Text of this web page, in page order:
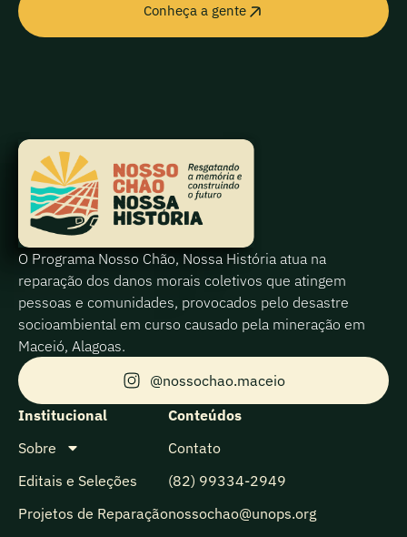
Conheça a gente
O Programa Nosso Chão, Nossa História atua na
reparação dos danos morais coletivos que atingem
pessoas e comunidades, provocados pelo desastre
socioambiental em curso causado pela mineração em
Maceió, Alagoas.
@nossochao.maceio
Institucional
Sobre
Editais e Seleções
Projetos de Reparação
Conteúdos
Contato
(82) 99334-2949
nossochao@unops.org